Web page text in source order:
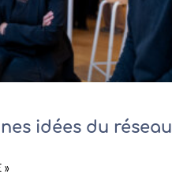
idées du réseau
»